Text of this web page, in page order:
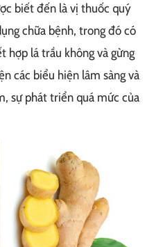
biết đến là vị thuốc quý
chữa bệnh, trong đó có
hợp lá trầu không và gừng
các biểu hiện lâm sàng và
sự phát triển quá mức của